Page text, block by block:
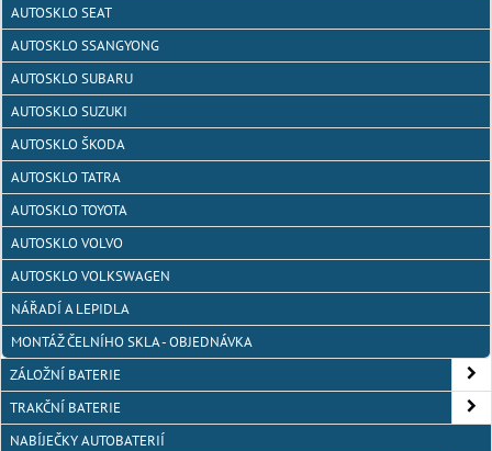
AUTOSKLO SEAT
AUTOSKLO SSANGYONG
AUTOSKLO SUBARU
AUTOSKLO SUZUKI
AUTOSKLO ŠKODA
AUTOSKLO TATRA
AUTOSKLO TOYOTA
AUTOSKLO VOLVO
AUTOSKLO VOLKSWAGEN
NÁŘADÍ A LEPIDLA
MONTÁŽ ČELNÍHO SKLA - OBJEDNÁVKA
ZÁLOŽNÍ BATERIE
TRAKČNÍ BATERIE
NABÍJEČKY AUTOBATERIÍ